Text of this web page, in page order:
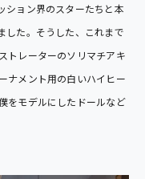
ション界のスターたちと本
した。そうした、これまで
トレーターのソリマチアキ
ナメント用の白いハイヒー
をモデルにしたドールなど